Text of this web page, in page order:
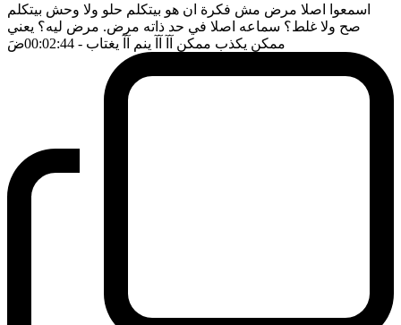
اسمعوا اصلا مرض مش فكرة ان هو بيتكلم حلو ولا وحش بيتكلم
صح ولا غلط؟ سماعه اصلا في حد ذاته مرض. مرض ليه؟ يعني
ممكن يكذب ممكن آآ آآ ينم آآ يغتاب - 00:02:44 ضَ